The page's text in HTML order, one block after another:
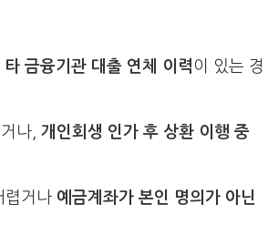
타 금융기관 대출 연체 이력이 있는 경
나, 개인회생 인가 후 상환 이행 중
렵거나 예금계좌가 본인 명의가 아닌